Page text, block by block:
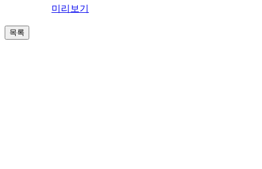
미리보기